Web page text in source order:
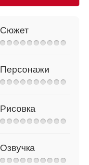
Сюжет
Персонажи
Рисовка
Озвучка